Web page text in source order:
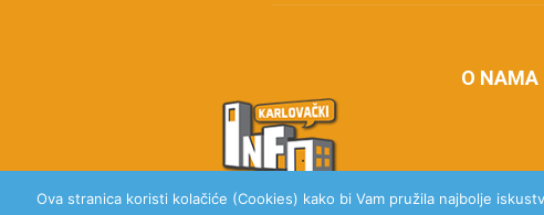
O NAMA
Ova stranica koristi kolačiće (Cookies) kako bi Vam pružila najbolje